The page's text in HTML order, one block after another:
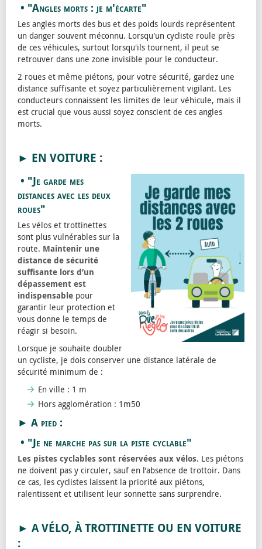
• "Angles morts : je m'écarte"
Les angles morts des bus et des poids lourds représentent
un danger souvent méconnu. Lorsqu'un cycliste roule près
de ces véhicules, surtout lorsqu'ils tournent, il peut se
retrouver dans une zone invisible pour le conducteur.
2 roues et même piétons, pour votre sécurité, gardez une
distance suffisante et soyez particulièrement vigilant. Les
conducteurs connaissent les limites de leur véhicule, mais il
est crucial que vous aussi soyez conscient de ces angles
morts.
► EN VOITURE :
• "Je garde mes
distances avec les deux
roues"
Les vélos et trottinettes
sont plus vulnérables sur la
route. Maintenir une
distance de sécurité
suffisante lors d’un
dépassement est
indispensable pour
garantir leur protection et
vous donne le temps de
réagir si besoin.
Lorsque je souhaite doubler
un cycliste, je dois conserver une distance latérale de
sécurité minimum de :
En ville : 1 m
Hors agglomération : 1m50
► A pied :
• "Je ne marche pas sur la piste cyclable"
Les pistes cyclables sont réservées aux vélos. Les piétons
ne doivent pas y circuler, sauf en l’absence de trottoir. Dans
ce cas, les cyclistes laissent la priorité aux piétons,
ralentissent et utilisent leur sonnette sans surprendre.
► A VÉLO, À TROTTINETTE OU EN VOITURE
: